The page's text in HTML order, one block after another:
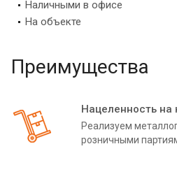
Наличными в офисе
На объекте
Преимущества
Нацеленность на
Реализуем
розничными